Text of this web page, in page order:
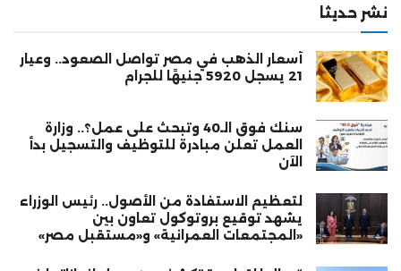
نشر حديثا
أسعار الذهب في مصر تواصل الصعود.. وعيار
21 يسجل 5920 جنيهًا للجرام
سنك فوق الـ40 وتبحث على عمل؟.. وزارة
العمل تعلن مبادرة للتوظيف والتسجيل بدأ
الآن
لتعظيم الاستفادة من الأصول.. رئيس الوزراء
يشهد توقيع بروتوكول تعاون بين
«المجتمعات العمرانية» و«مستقبل مصر»